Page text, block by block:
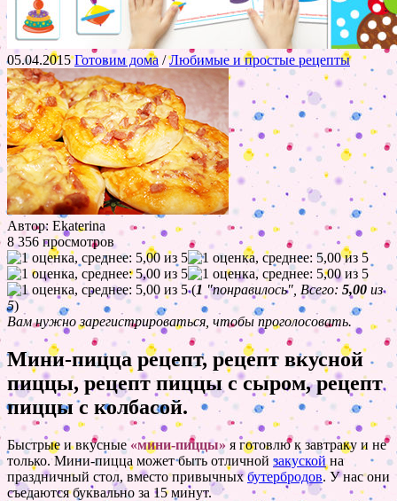
05.04.2015Готовим дома /Любимые и простые рецепты
Автор: Ekaterina
8 356 просмотров
(1 "понравилось", Всего: 5,00 из
5)
Вам нужно зарегистрироваться, чтобы проголосовать.
Мини-пицца рецепт, рецепт вкусной
пиццы, рецепт пиццы с сыром, рецепт
пиццы с колбасой.
Быстрые и вкусные«мини-пиццы»я готовлю к завтраку и не
только. Мини-пицца может быть отличной закускойна
праздничный стол, вместо привычныхбутербродов. У нас они
съедаются буквально за 15 минут.